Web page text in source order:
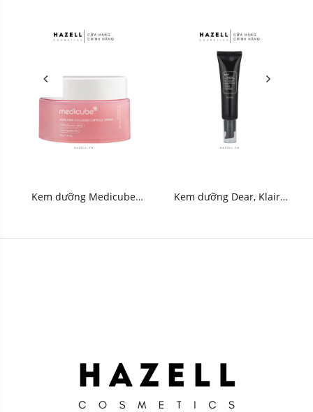
Kem dưỡng Medicube
Kem dưỡng Dear, Klairs